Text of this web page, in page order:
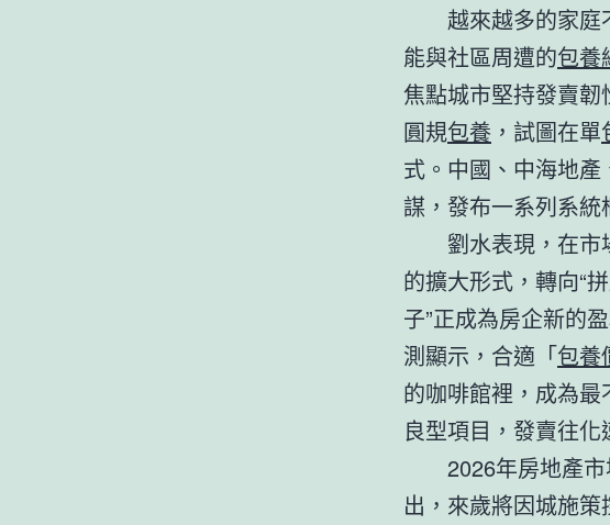
越來越多的家
能與社區周遭的包養
焦點城市堅持發賣
圓規包養 ，試圖在單
式。中國、中海地產
謀，發布一系列系統
劉水表現，在市
的擴大形式，轉向“
子”正成為房企新的
測顯示，合適「包養
的咖啡館裡，成為
良型項目，發賣往化
2026年房地產
出，來歲將因城施